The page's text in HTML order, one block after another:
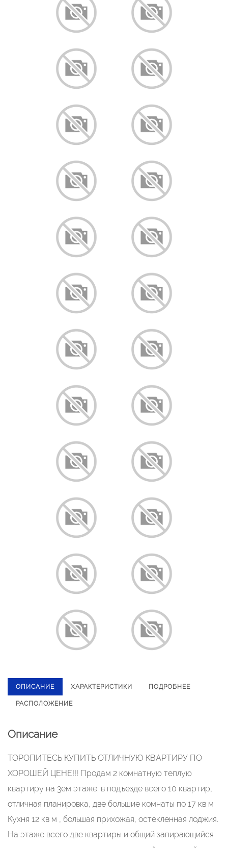
ОПИСАНИЕ ХАРАКТЕРИСТИКИ ПОДРОБНЕЕ
РАСПОЛОЖЕНИЕ
Описание
ТОРОПИТЕСЬ КУПИТЬ ОТЛИЧНУЮ КВАРТИРУ ПО
ХОРОШЕЙ ЦЕНЕ!!! Продам 2 комнатную теплую
квартиру на 3ем этаже. в подъезде всего 10 квартир,
отличная планировка, две большие комнаты по 17 кв м
Кухня 12 кв м , большая прихожая, остекленная лоджия.
На этаже всего две квартиры и общий запирающийся